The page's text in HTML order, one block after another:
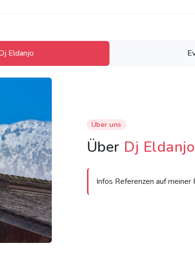
Eldanjo
Über uns
Über Dj Eldanjo
Infos Referenzen auf